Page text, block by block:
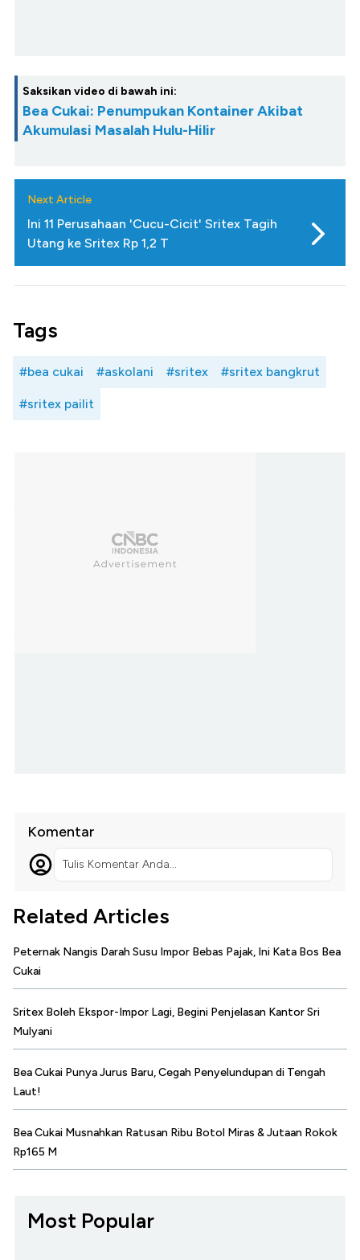
Saksikan video di bawah ini:
Bea Cukai: Penumpukan Kontainer Akibat
Akumulasi Masalah Hulu-Hilir
Next Article
Ini 11 Perusahaan 'Cucu-Cicit' Sritex Tagih
Utang ke Sritex Rp 1,2 T
Tags
#bea cukai #askolani #sritex #sritex bangkrut
#sritex pailit
Komentar
Tulis Komentar Anda...
Related Articles
Peternak Nangis Darah Susu Impor Bebas Pajak, Ini Kata Bos Bea
Cukai
Sritex Boleh Ekspor-Impor Lagi, Begini Penjelasan Kantor Sri
Mulyani
Bea Cukai Punya Jurus Baru, Cegah Penyelundupan di Tengah
Laut!
Bea Cukai Musnahkan Ratusan Ribu Botol Miras & Jutaan Rokok
Rp165 M
Most Popular